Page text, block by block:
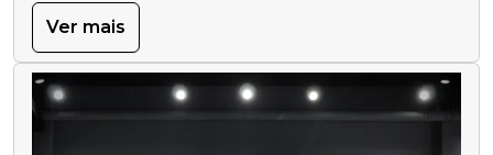
Ver mais